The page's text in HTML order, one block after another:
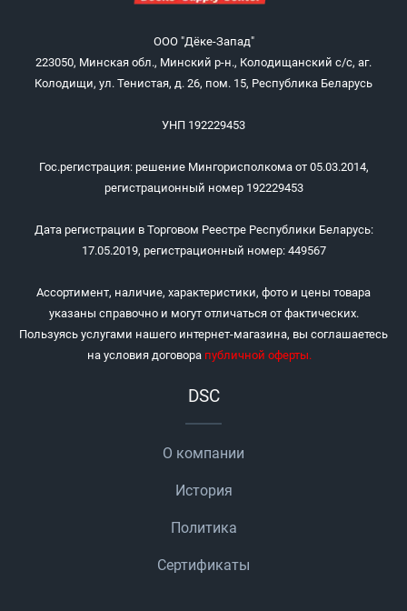
ООО "Дёке-Запад"
223050, Минская обл., Минский р-н., Колодищанский с/с, аг.
Колодищи, ул. Тенистая, д. 26, пом. 15, Республика Беларусь
УНП 192229453
Гос.регистрация: решение Мингорисполкома от 05.03.2014,
регистрационный номер 192229453
Дата регистрации в Торговом Реестре Республики Беларусь:
17.05.2019, регистрационный номер: 449567
Ассортимент, наличие, характеристики, фото и цены товара
указаны справочно и могут отличаться от фактических.
Пользуясь услугами нашего интернет-магазина, вы соглашаетесь
на условия договора публичной оферты.
DSC
О компании
История
Политика
Сертификаты